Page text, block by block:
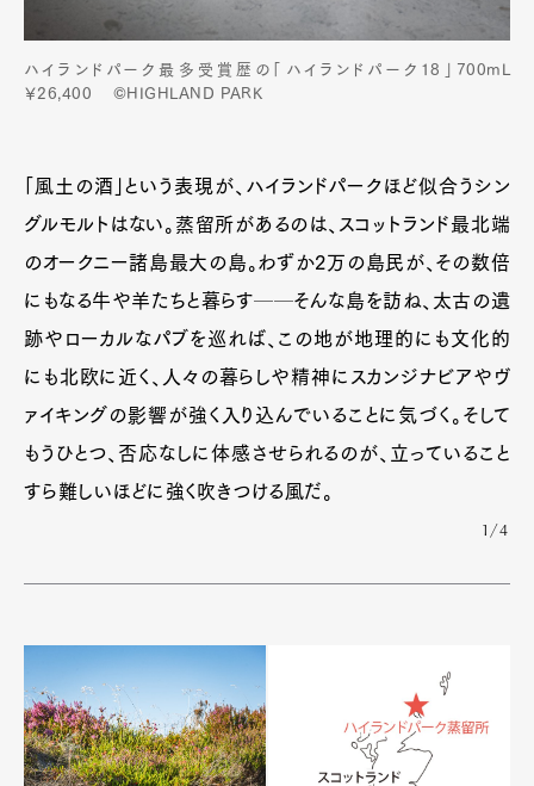
ハイランドパーク最多受賞歴の「ハイランドパーク18」700mL
￥26,400 ©HIGHLAND PARK
「風土の酒」という表現が、ハイランドパークほど似合うシン
グルモルトはない。蒸留所があるのは、スコットランド最北端
のオークニー諸島最大の島。わずか2万の島民が、その数倍
にもなる牛や羊たちと暮らす──そんな島を訪ね、太古の遺
跡やローカルなパブを巡れば、この地が地理的にも文化的
にも北欧に近く、人々の暮らしや精神にスカンジナビアやヴ
ァイキングの影響が強く入り込んでいることに気づく。そして
もうひとつ、否応なしに体感させられるのが、立っていること
すら難しいほどに強く吹きつける風だ。
1/4